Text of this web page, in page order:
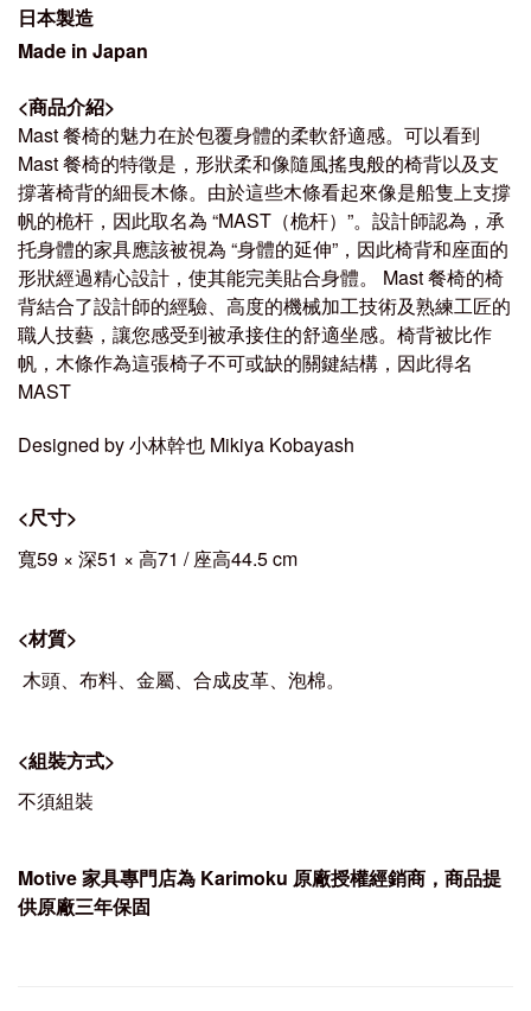
日本製造
Made in Japan
<商品介紹>
Mast 餐椅的魅力在於包覆身體的柔軟舒適感。可以看到
Mast 餐椅的特徵是，形狀柔和像隨風搖曳般的椅背以及支
撐著椅背的細長木條。由於這些木條看起來像是船隻上支撐
帆的桅杆，因此取名為 “MAST（桅杆）”。設計師認為，承
托身體的家具應該被視為 “身體的延伸”，因此椅背和座面的
形狀經過精心設計，使其能完美貼合身體。 Mast 餐椅的椅
背結合了設計師的經驗、高度的機械加工技術及熟練工匠的
職人技藝，讓您感受到被承接住的舒適坐感。椅背被比作
帆，木條作為這張椅子不可或缺的關鍵結構，因此得名
MAST
Designed by 小林幹也 Mikiya Kobayash
<尺寸>
寬59 × 深51 × 高71 / 座高44.5 cm
<材質>
木頭、布料、金屬、合成皮革、泡棉。
<組裝方式>
不須組裝
Motive家具專門店為 Karimoku 原廠授權經銷商，商品提
供原廠三年保固